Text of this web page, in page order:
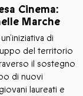
Cinema:
Marche
di
del territorio
il sostegno
di nuovi
laureati e